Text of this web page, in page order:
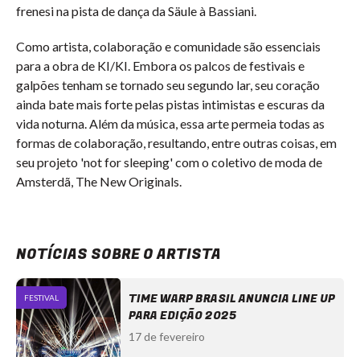
frenesi na pista de dança da Säule à Bassiani.
Como artista, colaboração e comunidade são essenciais
para a obra de KI/KI. Embora os palcos de festivais e
galpões tenham se tornado seu segundo lar, seu coração
ainda bate mais forte pelas pistas intimistas e escuras da
vida noturna. Além da música, essa arte permeia todas as
formas de colaboração, resultando, entre outras coisas, em
seu projeto 'not for sleeping' com o coletivo de moda de
Amsterdã, The New Originals.
NOTÍCIAS SOBRE O ARTISTA
FESTIVAL
TIME WARP BRASIL ANUNCIA LINE UP
PARA EDIÇÃO 2025
17 de fevereiro